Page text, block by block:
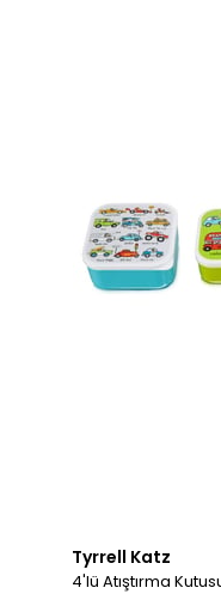
Tyrrell Katz
4'lü Atıştırma